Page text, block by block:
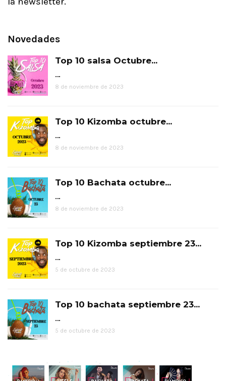
Novedades
Top 10 salsa Octubre...
…
8 de noviembre de 2023
Top 10 Kizomba octubre...
…
8 de noviembre de 2023
Top 10 Bachata octubre...
…
8 de noviembre de 2023
Top 10 Kizomba septiembre 23...
…
5 de octubre de 2023
Top 10 bachata septiembre 23...
…
5 de octubre de 2023